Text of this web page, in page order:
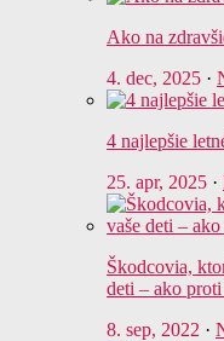
Ako na
4. dec, 2025 ·
4 najlepšie
25. apr, 2025 ·
Škodcovia,
deti – ako
8. sep, 2022 ·